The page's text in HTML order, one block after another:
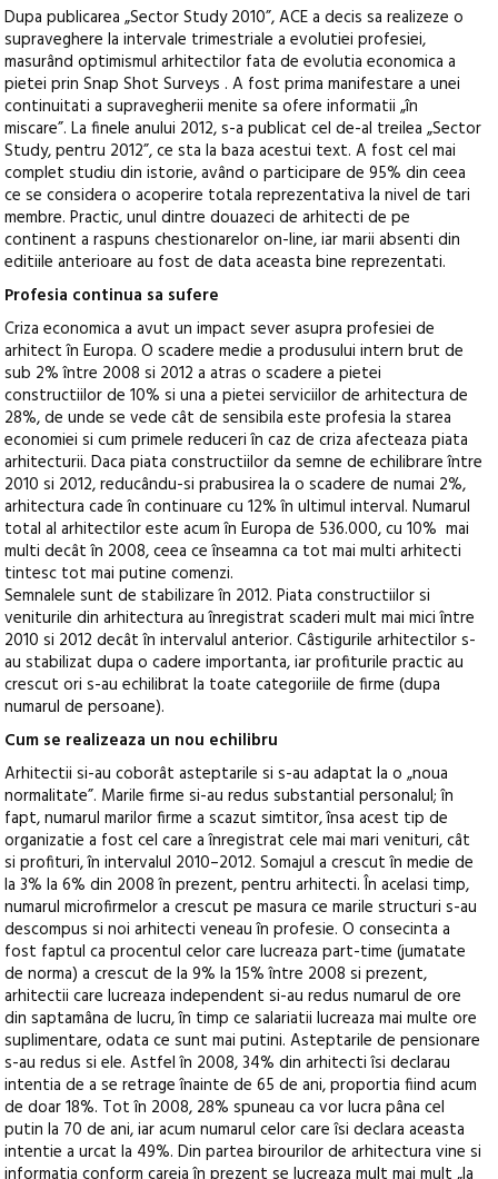
Dupa publicarea „Sector Study 2010”, ACE a decis sa realizeze o
supraveghere la intervale trimestriale a evolutiei profesiei,
masurând optimismul arhitectilor fata de evolutia economica a
pietei prin Snap Shot Surveys . A fost prima manifestare a unei
continuitati a supravegherii menite sa ofere informatii „în
miscare”. La finele anului 2012, s-a publicat cel de-al treilea „Sector
Study, pentru 2012”, ce sta la baza acestui text. A fost cel mai
complet studiu din istorie, având o participare de 95% din ceea
ce se considera o acoperire totala reprezentativa la nivel de tari
membre. Practic, unul dintre douazeci de arhitecti de pe
continent a raspuns chestionarelor on-line, iar marii absenti din
editiile anterioare au fost de data aceasta bine reprezentati.
Profesia continua sa sufere
Criza economica a avut un impact sever asupra profesiei de
arhitect în Europa. O scadere medie a produsului intern brut de
sub 2% între 2008 si 2012 a atras o scadere a pietei
constructiilor de 10% si una a pietei serviciilor de arhitectura de
28%, de unde se vede cât de sensibila este profesia la starea
economiei si cum primele reduceri în caz de criza afecteaza piata
arhitecturii. Daca piata constructiilor da semne de echilibrare între
2010 si 2012, reducându-si prabusirea la o scadere de numai 2%,
arhitectura cade în continuare cu 12% în ultimul interval. Numarul
total al arhitectilor este acum în Europa de 536.000, cu 10% mai
multi decât în 2008, ceea ce înseamna ca tot mai multi arhitecti
tintesc tot mai putine comenzi.
Semnalele sunt de stabilizare în 2012. Piata constructiilor si
veniturile din arhitectura au înregistrat scaderi mult mai mici între
2010 si 2012 decât în intervalul anterior. Câstigurile arhitectilor s-
au stabilizat dupa o cadere importanta, iar profiturile practic au
crescut ori s-au echilibrat la toate categoriile de firme (dupa
numarul de persoane).
Cum se realizeaza un nou echilibru
Arhitectii si-au coborât asteptarile si s-au adaptat la o „noua
normalitate”. Marile firme si-au redus substantial personalul; în
fapt, numarul marilor firme a scazut simtitor, însa acest tip de
organizatie a fost cel care a înregistrat cele mai mari venituri, cât
si profituri, în intervalul 2010–2012. Somajul a crescut în medie de
la 3% la 6% din 2008 în prezent, pentru arhitecti. În acelasi timp,
numarul microfirmelor a crescut pe masura ce marile structuri s-au
descompus si noi arhitecti veneau în profesie. O consecinta a
fost faptul ca procentul celor care lucreaza part-time (jumatate
de norma) a crescut de la 9% la 15% între 2008 si prezent,
arhitectii care lucreaza independent si-au redus numarul de ore
din saptamâna de lucru, în timp ce salariatii lucreaza mai multe ore
suplimentare, odata ce sunt mai putini. Asteptarile de pensionare
s-au redus si ele. Astfel în 2008, 34% din arhitecti îsi declarau
intentia de a se retrage înainte de 65 de ani, proportia fiind acum
de doar 18%. Tot în 2008, 28% spuneau ca vor lucra pâna cel
putin la 70 de ani, iar acum numarul celor care îsi declara aceasta
intentie a urcat la 49%. Din partea birourilor de arhitectura vine si